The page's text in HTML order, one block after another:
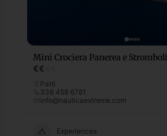
Mini Crociera Panerea e Stromboli
€€
Patti
338 458 6781
info@nauticaextreme.com
Experiences